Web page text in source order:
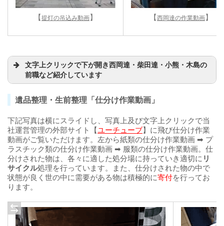
【提灯の吊込み動画】 【西岡達の作業動画】
文字上クリックで下が開き西岡達・柴田達・小熊・木島の
前職など紹介しています
遺品整理・生前整理「仕分け作業動画」
下記写真は横にスライドし、写真上及び文字上クリックで当
社運営管理の外部サイト【ユーチューブ】に飛び仕分け作業
動画がご覧いただけます。左から紙類の仕分け作業動画 ➡ プ
ラスチック類の仕分け作業動画 ➡ 服類の仕分け作業動画。仕
分けされた物は、各々に適した処分場に持っていき適切に リ
サイクル処理を行っています。また、仕分けされた物の中で
状態が良く世の中に需要がある物は積極的に寄付を行ってお
ります。